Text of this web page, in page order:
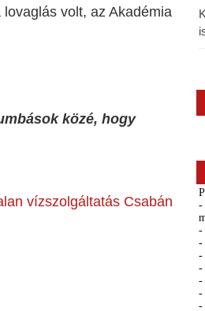
volt, az Akadémia
közé, hogy
vízszolgáltatás Csabán